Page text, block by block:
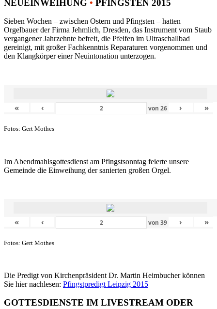
NEUEINWEIHUNG • PFINGSTEN 2015
Sieben Wochen – zwischen Ostern und Pfingsten – hatten
Orgelbauer der Firma Jehmlich, Dresden, das Instrument vom Staub
vergangener Jahrzehnte befreit, die Pfeifen im Ultraschallbad
gereinigt, mit großer Fachkenntnis Reparaturen vorgenommen und
den Klangkörper einer Neuintonation unterzogen.
« ‹ von26 › »
Fotos: Gert Mothes
Im Abendmahlsgottesdienst am Pfingstsonntag feierte unsere
Gemeinde die Einweihung der sanierten großen Orgel.
« ‹ von39 › »
Fotos: Gert Mothes
Die Predigt von Kirchenpräsident Dr. Martin Heimbucher können
Sie hier nachlesen: Pfingstpredigt Leipzig 2015
GOTTESDIENSTE IM LIVESTREAM ODER